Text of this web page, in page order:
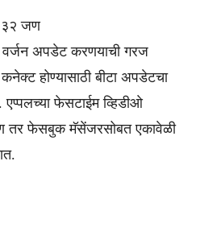
३२ जण
अपडेट करणयाची गरज
होण्यासाठी बीटा अपडेटचा
फेसटाईम व्हिडीओ
तर फेसबुक मॅसेंजरसोबत एकावेळी